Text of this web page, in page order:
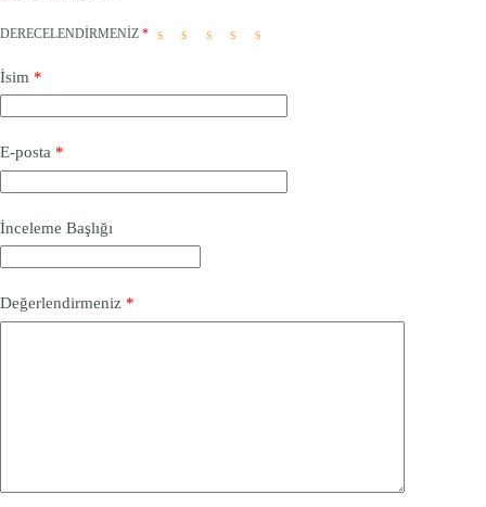
DERECELENDIRMENIZ *
İsim *
E-posta *
İnceleme Başlığı
Değerlendirmeniz *